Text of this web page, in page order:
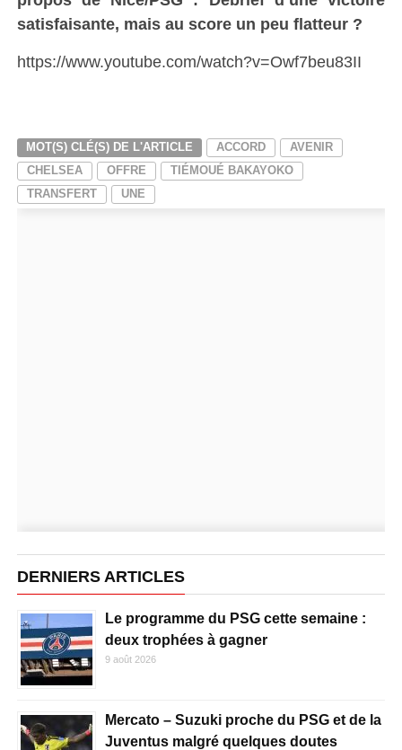
satisfaisante, mais au score un peu flatteur ?
https://www.youtube.com/watch?v=Owf7beu83II
MOT(S) CLÉ(S) DE L'ARTICLE ACCORD
AVENIR
CHELSEA
OFFRE
TIÉMOUÉ BAKAYOKO
TRANSFERT
UNE
DERNIERS ARTICLES
Le programme du PSG cette semaine :
deux trophées à gagner
9 août 2026
Mercato – Suzuki proche du PSG et de la
Juventus malgré quelques doutes